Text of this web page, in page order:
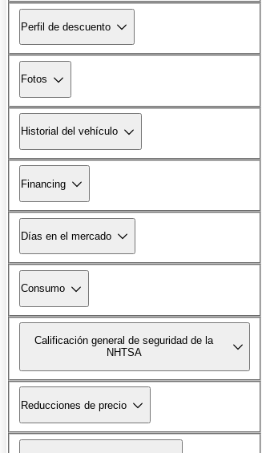
Perfil de descuento
Fotos
Historial del vehículo
Financing
Días en el mercado
Consumo
Calificación general de seguridad de la
NHTSA
Reducciones de precio